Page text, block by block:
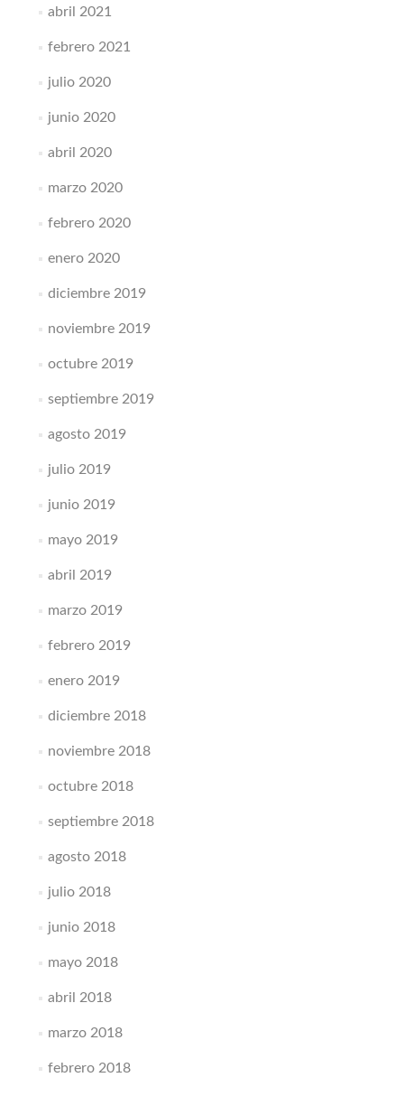
abril 2021
febrero 2021
julio 2020
junio 2020
abril 2020
marzo 2020
febrero 2020
enero 2020
diciembre 2019
noviembre 2019
octubre 2019
septiembre 2019
agosto 2019
julio 2019
junio 2019
mayo 2019
abril 2019
marzo 2019
febrero 2019
enero 2019
diciembre 2018
noviembre 2018
octubre 2018
septiembre 2018
agosto 2018
julio 2018
junio 2018
mayo 2018
abril 2018
marzo 2018
febrero 2018